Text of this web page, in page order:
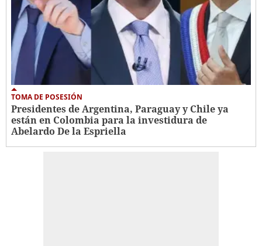
TOMA DE POSESIÓN
Presidentes de Argentina, Paraguay y Chile ya
están en Colombia para la investidura de
Abelardo De la Espriella